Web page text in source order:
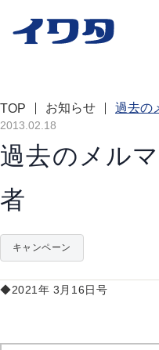
TOP お知らせ 過去の
2013.02.18
過去のメル
者
キャンペーン
◆2021年 3月16日号